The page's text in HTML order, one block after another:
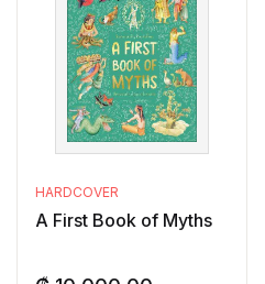
HARDCOVER
A First Book of Myths